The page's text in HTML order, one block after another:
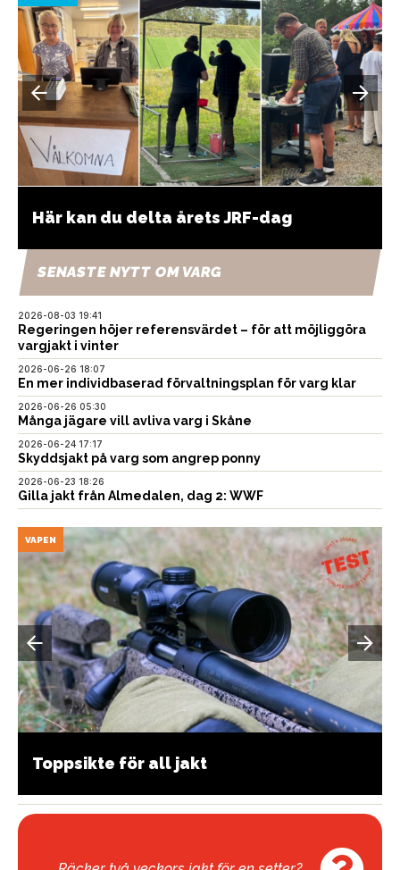
Här kan du delta årets JRF-dag
SENASTE NYTT OM VARG
2026-08-03 19:41
Regeringen höjer referensvärdet – för att möjliggöra
vargjakt i vinter
2026-06-26 18:07
En mer individbaserad förvaltningsplan för varg klar
2026-06-26 05:30
Många jägare vill avliva varg i Skåne
2026-06-24 17:17
Skyddsjakt på varg som angrep ponny
2026-06-23 18:26
Gilla jakt från Almedalen, dag 2: WWF
VAPEN
Toppsikte för all jakt